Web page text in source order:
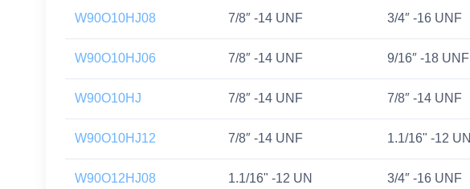
W90O10HJ08 7/8″ -14 UNF 3/4″ -16 UNF
W90O10HJ06 7/8″ -14 UNF 9/16″ -18 UNF
W90O10HJ 7/8″ -14 UNF 7/8″ -14 UNF
W90O10HJ12 7/8″ -14 UNF 1.1/16" -12 UN
W90O12HJ08 1.1/16" -12 UN 3/4″ -16 UNF